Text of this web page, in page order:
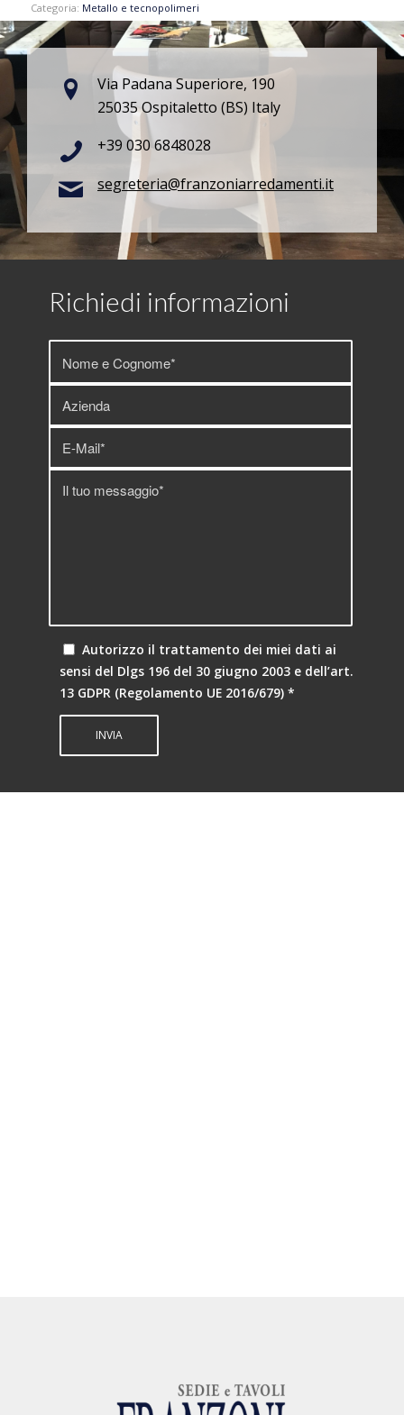
Categoria: Metallo e tecnopolimeri
Via Padana Superiore, 190
25035 Ospitaletto (BS) Italy
+39 030 6848028
segreteria@franzoniarredamenti.it
Richiedi informazioni
Autorizzo il trattamento dei miei dati ai
sensi del Dlgs 196 del 30 giugno 2003 e dell’art.
13 GDPR (Regolamento UE 2016/679) *